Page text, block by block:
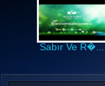
Sabır Ve R�...